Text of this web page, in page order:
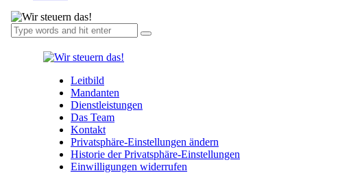
Leitbild
Mandanten
Dienstleistungen
Das Team
Kontakt
Privatsphäre-Einstellungen ändern
Historie der Privatsphäre-Einstellungen
Einwilligungen widerrufen